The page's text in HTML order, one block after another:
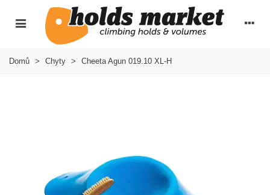
Domů > Chyty > Cheeta Agun 019.10 XL-H